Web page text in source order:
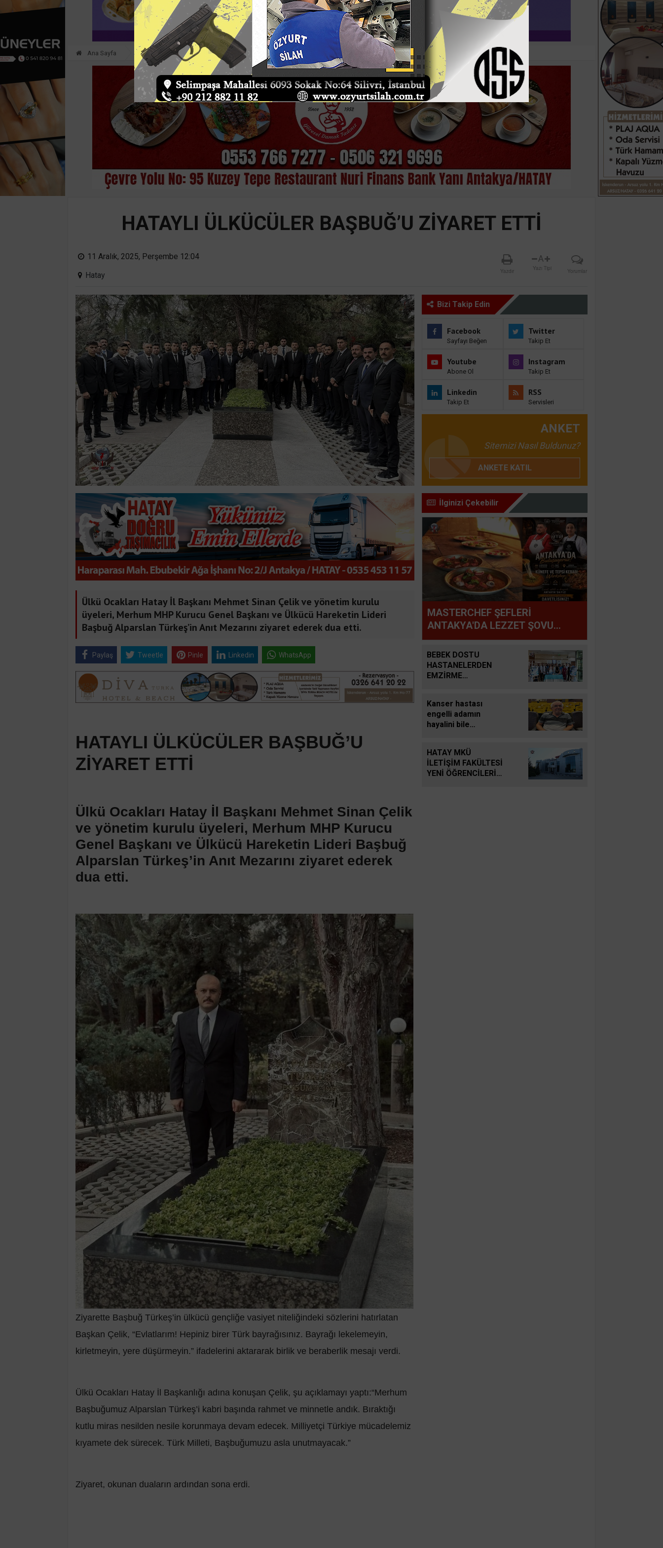
Ana Sayfa HATAY
HATAYLI ÜLKÜCÜLER BAŞBUĞ’U ZİYARET ETTİ
11 Aralık, 2025, Perşembe 12:04
Hatay
Yazdır
A
Yazı Tipi Yorumlar
Ülkü Ocakları Hatay İl Başkanı Mehmet Sinan Çelik ve yönetim kurulu
üyeleri, Merhum MHP Kurucu Genel Başkanı ve Ülkücü Hareketin Lideri
Başbuğ Alparslan Türkeş’in Anıt Mezarını ziyaret ederek dua etti.
Paylaş Tweetle Pinle Linkedin WhatsApp
HATAYLI ÜLKÜCÜLER BAŞBUĞ’U
ZİYARET ETTİ
Ülkü Ocakları Hatay İl Başkanı Mehmet Sinan Çelik
ve yönetim kurulu üyeleri, Merhum MHP Kurucu
Genel Başkanı ve Ülkücü Hareketin Lideri Başbuğ
Alparslan Türkeş’in Anıt Mezarını ziyaret ederek
dua etti.
Ziyarette Başbuğ Türkeş’in ülkücü gençliğe vasiyet niteliğindeki sözlerini hatırlatan
Başkan Çelik, “Evlatlarım! Hepiniz birer Türk bayrağısınız. Bayrağı lekelemeyin,
kirletmeyin, yere düşürmeyin.” ifadelerini aktararak birlik ve beraberlik mesajı verdi.
Ülkü Ocakları Hatay İl Başkanlığı adına konuşan Çelik, şu açıklamayı yaptı:“Merhum
Başbuğumuz Alparslan Türkeş’i kabri başında rahmet ve minnetle andık. Bıraktığı
kutlu miras nesilden nesile korunmaya devam edecek. Milliyetçi Türkiye mücadelemiz
kıyamete dek sürecek. Türk Milleti, Başbuğumuzu asla unutmayacak.”
Ziyaret, okunan duaların ardından sona erdi.
Bizi Takip Edin
Facebook
Sayfayı Beğen
Twitter
Takip Et
Youtube
Abone Ol
Instagram
Takip Et
Linkedin
Takip Et
RSS
Servisleri
ANKET
Sitemizi Nasıl Buldunuz?
ANKETE KATIL
İlginizi Çekebilir
MASTERCHEF ŞEFLERİ
ANTAKYA'DA LEZZET ŞOVU
YAPTI
BEBEK DOSTU
HASTANELERDEN
EMZİRME
Kanser hastası
engelli adamın
hayalini bile
gözyaşı
duygulandırdı
HATAY MKÜ
İLETİŞİM FAKÜLTESİ
YENİ ÖĞRENCİLERİNİ